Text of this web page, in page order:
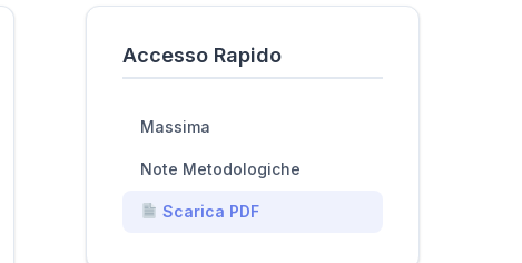
Accesso Rapido
Massima
Note Metodologiche
Scarica PDF